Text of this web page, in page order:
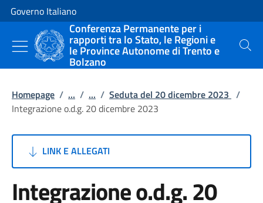
Vai al contenuto
Vai alla navigazione del sito
Governo Italiano
Conferenza Permanente per i
rapporti tra lo Stato, le Regioni e
le Province Autonome di Trento e
Bolzano
Cerca
Homepage / ... / ... / Seduta del 20 dicembre 2023 /
Integrazione o.d.g. 20 dicembre 2023
LINK E ALLEGATI
Integrazione o.d.g. 20